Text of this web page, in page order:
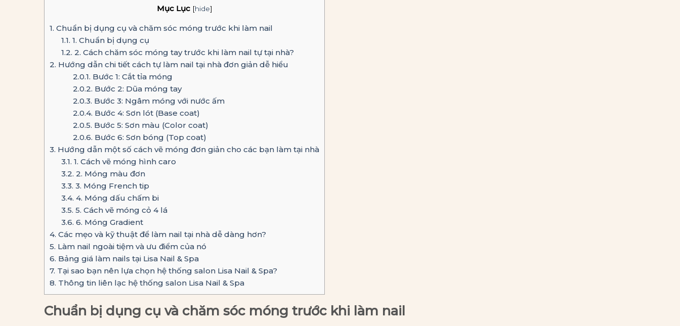
Mục Lục [hide]
1. Chuẩn bị dụng cụ và chăm sóc móng trước khi làm nail
1.1. 1. Chuẩn bị dụng cụ
1.2. 2. Cách chăm sóc móng tay trước khi làm nail tự tại nhà?
2. Hướng dẫn chi tiết cách tự làm nail tại nhà đơn giản dễ hiểu
2.0.1. Bước 1: Cắt tỉa móng
2.0.2. Bước 2: Dũa móng tay
2.0.3. Bước 3: Ngâm móng với nước ấm
2.0.4. Bước 4: Sơn lót (Base coat)
2.0.5. Bước 5: Sơn màu (Color coat)
2.0.6. Bước 6: Sơn bóng (Top coat)
3. Hướng dẫn một số cách vẽ móng đơn giản cho các bạn làm tại nhà
3.1. 1. Cách vẽ móng hình caro
3.2. 2. Móng màu đơn
3.3. 3. Móng French tip
3.4. 4. Móng dấu chấm bi
3.5. 5. Cách vẽ móng cỏ 4 lá
3.6. 6. Móng Gradient
4. Các mẹo và kỹ thuật để làm nail tại nhà dễ dàng hơn?
5. Làm nail ngoài tiệm và ưu điểm của nó
6. Bảng giá làm nails tại Lisa Nail & Spa
7. Tại sao bạn nên lựa chọn hệ thống salon Lisa Nail & Spa?
8. Thông tin liên lạc hệ thống salon Lisa Nail & Spa
Chuẩn bị dụng cụ và chăm sóc móng trước khi làm nail